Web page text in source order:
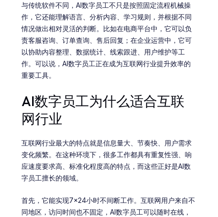
与传统软件不同，AI数字员工不只是按照固定流程机械操
作，它还能理解语言、分析内容、学习规则，并根据不同
情况做出相对灵活的判断。比如在电商平台中，它可以负
责客服咨询、订单查询、售后回复；在企业运营中，它可
以协助内容整理、数据统计、线索跟进、用户维护等工
作。可以说，AI数字员工正在成为互联网行业提升效率的
重要工具。
AI数字员工为什么适合互联
网行业
互联网行业最大的特点就是信息量大、节奏快、用户需求
变化频繁。在这种环境下，很多工作都具有重复性强、响
应速度要求高、标准化程度高的特点，而这些正好是AI数
字员工擅长的领域。
首先，它能实现7×24小时不间断工作。互联网用户来自不
同地区，访问时间也不固定，AI数字员工可以随时在线，